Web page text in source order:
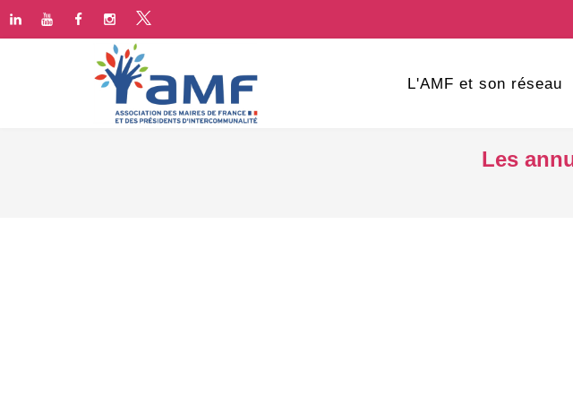
L'AMF et son réseau
Les